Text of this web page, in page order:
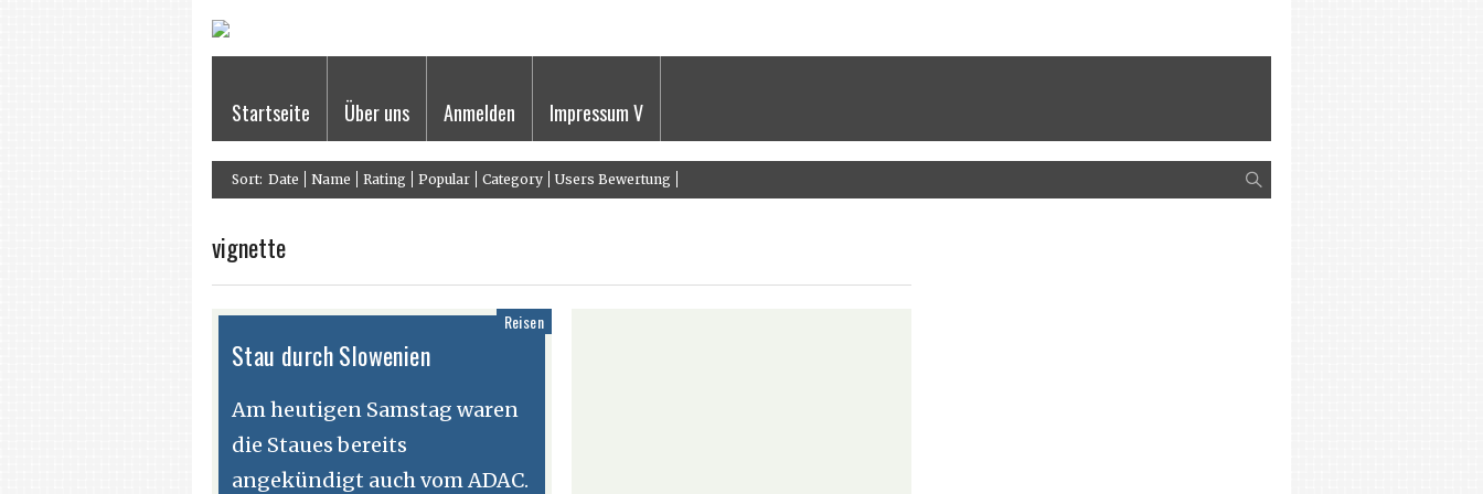
Startseite Über uns Anmelden Impressum V
Sort: Date Name Rating Popular Category Users Bewertung
vignette
Reisen
Stau durch Slowenien
Am heutigen Samstag waren
die Staues bereits
angekündigt auch vom ADAC.